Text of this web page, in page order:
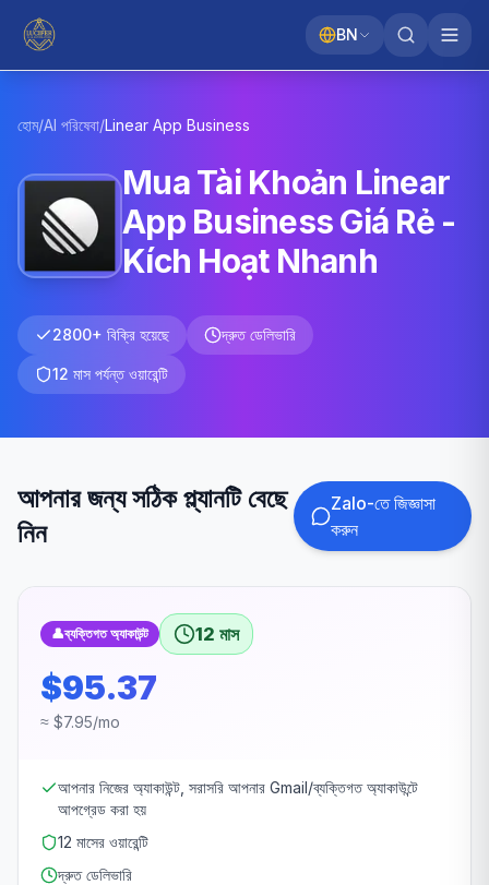
BN
হোম/AI পরিষেবা/Linear App Business
Mua Tài Khoản Linear
App Business Giá Rẻ -
Kích Hoạt Nhanh
2800+ বিক্রি হয়েছে দ্রুত ডেলিভারি
12 মাস পর্যন্ত ওয়ারেন্টি
আপনার জন্য সঠিক প্ল্যানটি বেছে
নিন
Zalo-তে জিজ্ঞাসা
করুন
👤ব্যক্তিগত অ্যাকাউন্ট 12 মাস
$95.37
≈ $7.95/mo
আপনার নিজের অ্যাকাউন্ট, সরাসরি আপনার Gmail/ব্যক্তিগত অ্যাকাউন্টে
আপগ্রেড করা হয়
12 মাসের ওয়ারেন্টি
দ্রুত ডেলিভারি